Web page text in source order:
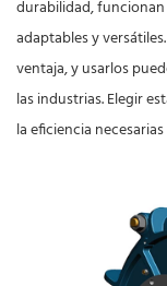
durabilidad,
adaptables y
ventaja, y usarlos
las industrias. Elegir
la eficiencia